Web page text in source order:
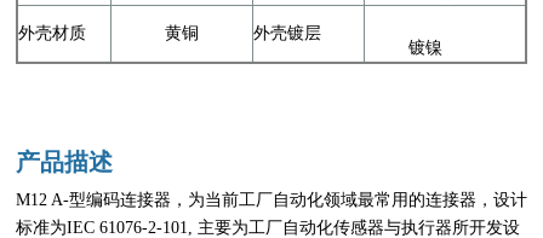
外壳材质 黄铜
外壳镀层
镀镍
产品描述
M12 A-型编码连接器，为当前工厂自动化领域最常用的连接器，设计
标准为IEC 61076-2-101, 主要为工厂自动化传感器与执行器所开发设